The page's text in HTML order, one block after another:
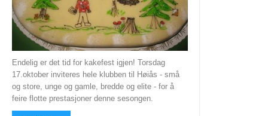
ØSTFOLDSPRINTEN
BYTTEHELGEN
SOMMER-O-SKOLE
HØIÅS NIGHT & DAY CUP
Night&Day 2015/2016
Endelig er det tid for kakefest igjen! Torsdag
17.oktober inviteres hele klubben til Høiås - små
og store, unge og gamle, bredde og elite - for å
feire flotte prestasjoner denne sesongen.